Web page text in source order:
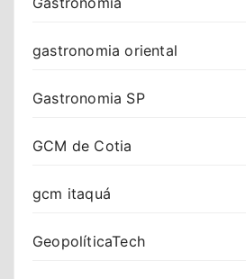
gastronomia oriental
Gastronomia SP
GCM de Cotia
gcm itaquá
GeopolíticaTech